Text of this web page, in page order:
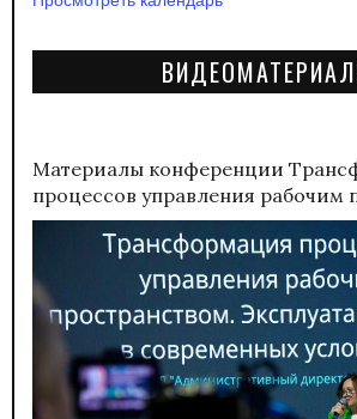
Материалы конференции
процессов управления рабочим